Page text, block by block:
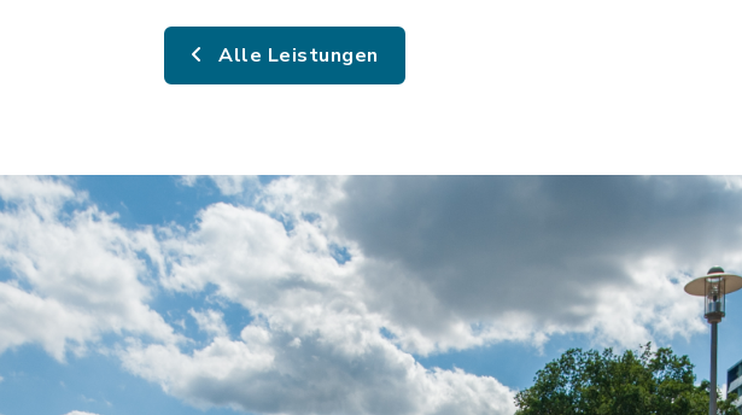
Alle Leistungen